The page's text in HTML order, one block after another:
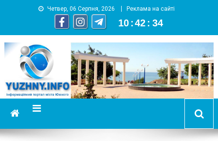
Четвер, 06 Серпня, 2026 Реклама на сайті
10 :42 : 34
YUZHNY.INFO
информационный портал города Южный